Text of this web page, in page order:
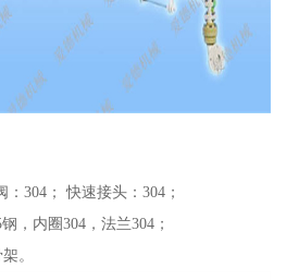
304； 快速接头：304；
，内圈304，法兰304；
。